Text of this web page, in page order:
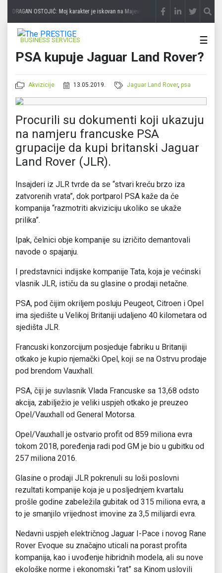
DRAGAN OSTOJIĆ: Moj karakter je iskovan na Majevici prije 3 sedmice
BUSINESS SERVICES ☰
PSA kupuje Jaguar Land Rover?
Akvizicije 13.05.2019. Jaguar Land Rover,psa
Procurili su dokumenti koji ukazuju
na namjeru francuske PSA
grupacije da kupi britanski Jaguar
Land Rover (JLR).
Insajderi iz JLR tvrde da se “stvari kreću brzo iza
zatvorenih vrata”, dok portparol PSA kaže da će
kompanija “razmotriti akviziciju ukoliko se ukaže
prilika”.
Ipak, čelnici obje kompanije su izričito demantovali
navode o spajanju.
I predstavnici indijske kompanije Tata, koja je većinski
vlasnik JLR, ističu da su glasine o prodaji netačne.
PSA, pod čijim okriljem posluju Peugeot, Citroen i Opel
ima sjedište u Velikoj Britaniji udaljeno 40 kilometara od
sjedišta JLR.
Francuski konzorcijum posjeduje fabriku u Britaniji
otkako je kupio njemački Opel, koji se na Ostrvu prodaje
pod brendom Vauxhall.
PSA, čiji je suvlasnik Vlada Francuske sa 13,68 odsto
akcija, zabilježio je veliki uspjeh otkako je preuzeo
Opel/Vauxhall od General Motorsa.
Opel/Vauxhall je ostvario profit od 859 miliona evra
tokom 2018, poređenja radi pod GM je bio u gubitku od
257 miliona 2016.
Glasine o prodaji JLR pokrenuli su loši poslovni
rezultati kompanije koja je u posljednjem kvartalu
prošle godine zabeležila gubitak od 315 miliona evra, a
to je smanjilo vrijednost imovine za 3,5 milijardi evra.
Nedavni uspjeh električnog Jaguar I-Pace i novog Rane
Rover Evoque su značajno uticali na porast profita
kompanija, kao i uvođenje hibridnih modela, ali su nove
ekološke norme i ekonomski “rat” sa Kinom uslovili